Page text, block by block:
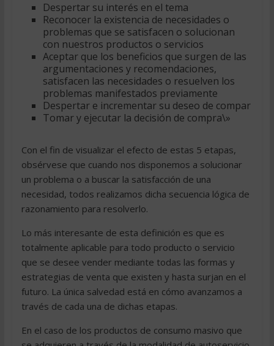
Despertar su interés en el tema
Reconocer la existencia de necesidades o
problemas que se satisfacen o solucionan
con nuestros productos o servicios
Aceptar que los beneficios que surgen de las
argumentaciones y recomendaciones,
satisfacen las necesidades o resuelven los
problemas manifestados previamente
Despertar e incrementar su deseo de compar
Tomar y ejecutar la decisión de compra\»
Con el fin de visualizar el efecto de estas 5 etapas,
obsérvese que cuando nos disponemos a solucionar
un problema o a buscar la satisfacción de una
necesidad, todos realizamos dicha secuencia lógica de
razonamiento para resolverlo.
Lo más interesante de esta definición es que es
totalmente aplicable para todo producto o servicio
que se desee vender mediante todas las formas y
estrategias de venta que existen y hasta surjan en el
futuro. La única salvedad está en cómo avanzamos a
través de cada una de dichas etapas.
En el caso de los productos de consumo masivo que